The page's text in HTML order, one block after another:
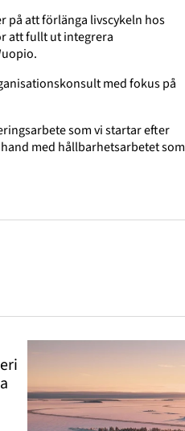
på att förlänga livscykeln hos
att fullt ut integrera
med fokus på
som vi startar efter
med hållbarhetsarbetet som